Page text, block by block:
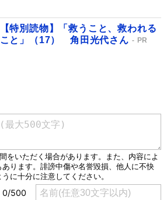
【特別読物】「救うこと、救われる
こと」（17） 角田光代さん
PR